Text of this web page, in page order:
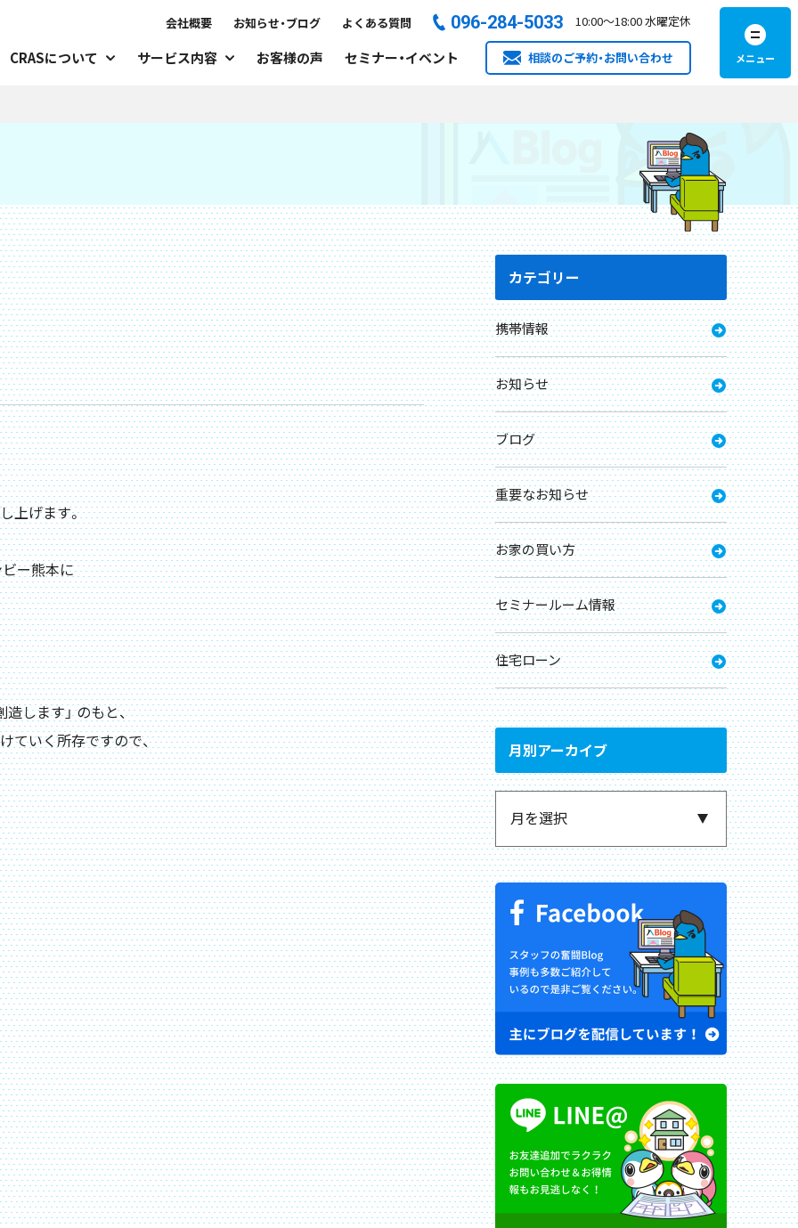
会社概要 お知らせ・ブログ よくある質問 096-284-5033​ 10:00～18:00水曜定休
CRASについて サービス内容 お客様の声 セミナー・イベント 相談のご予約・お問い合わせ
上げます。
ー熊本に
します」 のもと、
ていく所存ですので、
カテゴリー
携帯情報
お知らせ
ブログ
重要なお知らせ
お家の買い方
セミナールーム情報
住宅ローン
月別アーカイブ